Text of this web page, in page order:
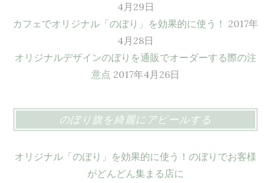
4月29日
カフェでオリジナル「のぼり」を効果的に使う！ 2017年
4月28日
オリジナルデザインのぼりを通販でオーダーする際の注
意点 2017年4月26日
のぼり旗を綺麗にアピールする
オリジナル「のぼり」を効果的に使う！のぼりでお客様
がどんどん集まる店に